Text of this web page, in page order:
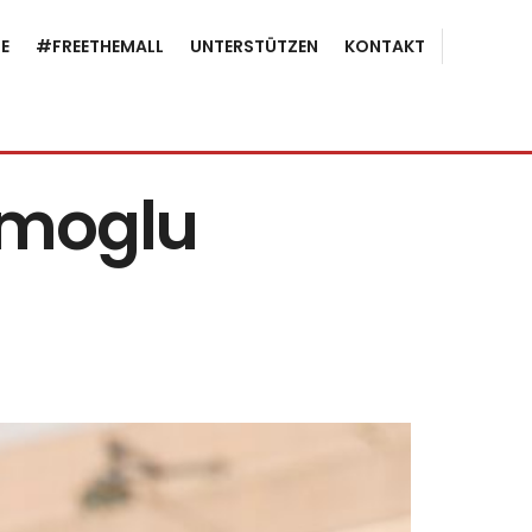
#FREETHEMALL UNTERSTÜTZEN KONTAKT